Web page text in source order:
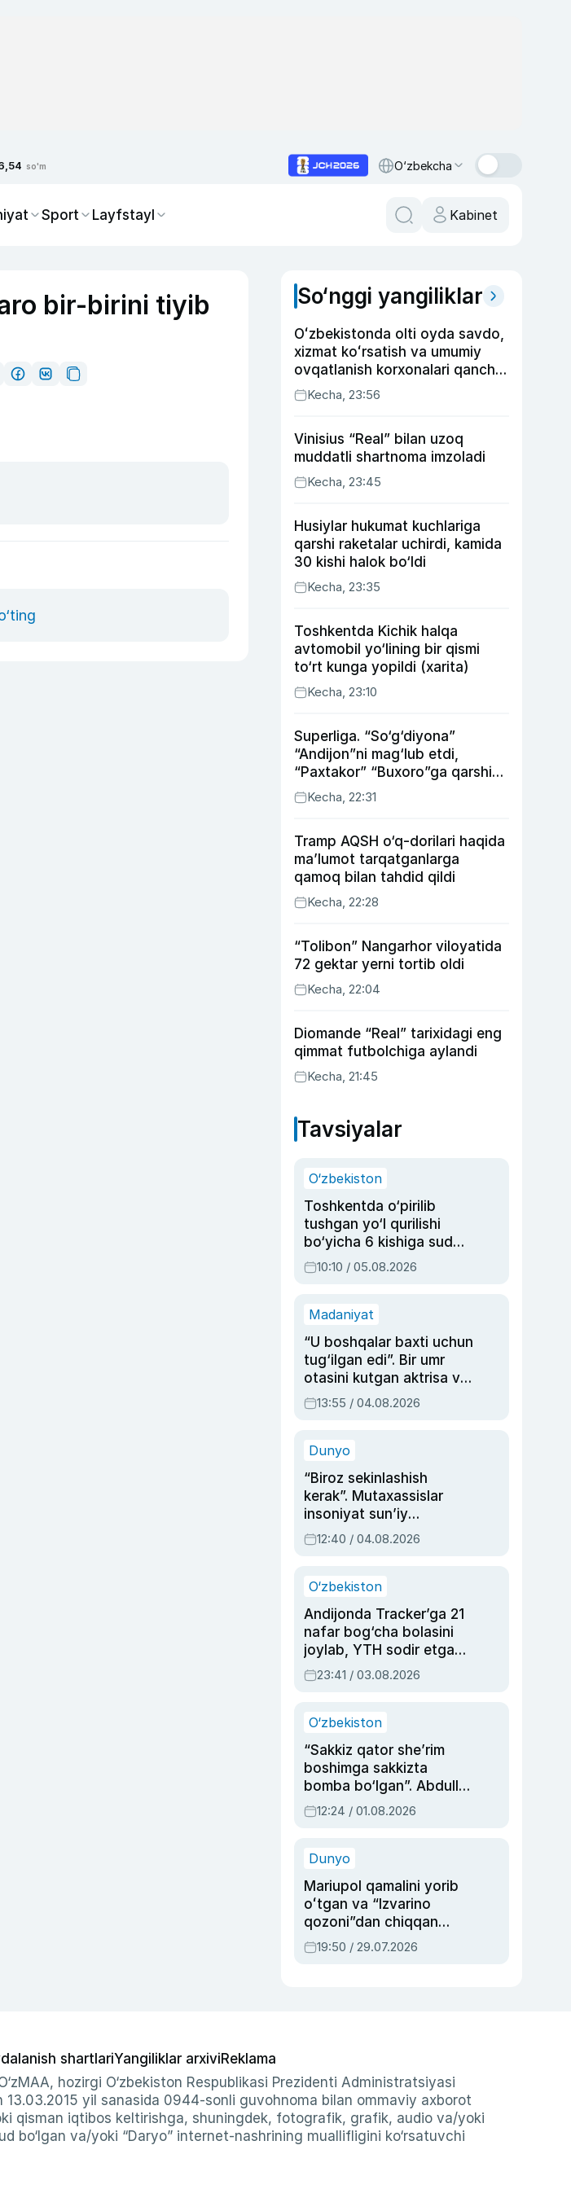
so'm O‘zbekcha
Sport Layfstayl Kabinet
bir-birini tiyib
So‘nggi yangiliklar
Oʻzbekistonda olti oyda savdo,
xizmat koʻrsatish va umumiy
ovqatlanish korxonalari qancha
soliq toʻlagani ochiqlandi
Kecha, 23:56
Vinisius “Real” bilan uzoq
muddatli shartnoma imzoladi
Kecha, 23:45
Husiylar hukumat kuchlariga
qarshi raketalar uchirdi, kamida
30 kishi halok bo‘ldi
Kecha, 23:35
Toshkentda Kichik halqa
avtomobil yo‘lining bir qismi
to‘rt kunga yopildi (xarita)
Kecha, 23:10
Superliga. “So‘g‘diyona”
“Andijon”ni mag‘lub etdi,
“Paxtakor” “Buxoro”ga qarshi
bahsda g‘alabani qo‘ldan
chiqardi
Kecha, 22:31
Tramp AQSH o‘q-dorilari haqida
ma’lumot tarqatganlarga
qamoq bilan tahdid qildi
Kecha, 22:28
“Tolibon” Nangarhor viloyatida
72 gektar yerni tortib oldi
Kecha, 22:04
Diomande “Real” tarixidagi eng
qimmat futbolchiga aylandi
Kecha, 21:45
Tavsiyalar
O‘zbekiston
Toshkentda o‘pirilib
tushgan yo‘l qurilishi
bo‘yicha 6 kishiga sud
hukmi o‘qildi
10:10 / 05.08.2026
Madaniyat
“U boshqalar baxti uchun
tug‘ilgan edi”. Bir umr
otasini kutgan aktrisa va
dublyaj ustasi Rimma
Ahmedovaning
13:55 / 04.08.2026
Dunyo
“Biroz sekinlashish
kerak”. Mutaxassislar
insoniyat sun’iy
intellektni boshqara
olmay qolishidan xavotir
12:40 / 04.08.2026
O‘zbekiston
Andijonda Tracker’ga 21
nafar bog‘cha bolasini
joylab, YTH sodir etgan
ayolga sud hukmi o‘qildi
23:41 / 03.08.2026
O‘zbekiston
“Sakkiz qator she’rim
boshimga sakkizta
bomba bo‘lgan”. Abdulla
Oripovni siyosiy
ayblovlardan asrab
12:24 / 01.08.2026
Dunyo
Mariupol qamalini yorib
oʻtgan va “Izvarino
qozoni”dan chiqqan
qahramon — Ukraina
armiyasi bosh
19:50 / 29.07.2026
shartlariYangiliklar arxiviReklama
hozirgi O‘zbekiston Respublikasi Prezidenti Administratsiyasi
yil sanasida 0944-sonli guvohnoma bilan ommaviy axborot
qisman iqtibos keltirishga, shuningdek, fotografik, grafik, audio va/yoki
bo‘lgan va/yoki “Daryo” internet-nashrining muallifligini ko‘rsatuvchi